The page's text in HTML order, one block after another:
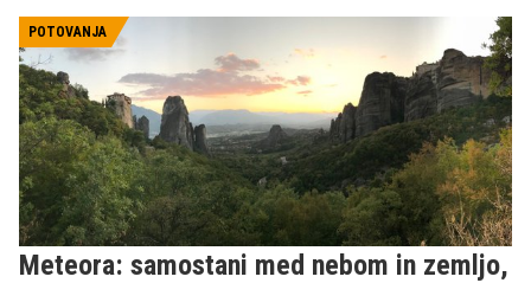
britanskega šova The Only Way Is Essex.
POTOVANJA
Meteora: samostani med nebom in zemljo,